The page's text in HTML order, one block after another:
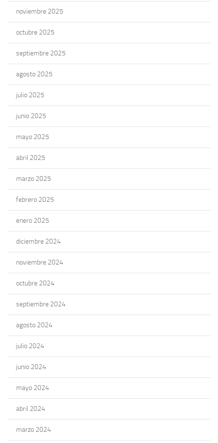
noviembre 2025
octubre 2025
septiembre 2025
agosto 2025
julio 2025
junio 2025
mayo 2025
abril 2025
marzo 2025
febrero 2025
enero 2025
diciembre 2024
noviembre 2024
octubre 2024
septiembre 2024
agosto 2024
julio 2024
junio 2024
mayo 2024
abril 2024
marzo 2024